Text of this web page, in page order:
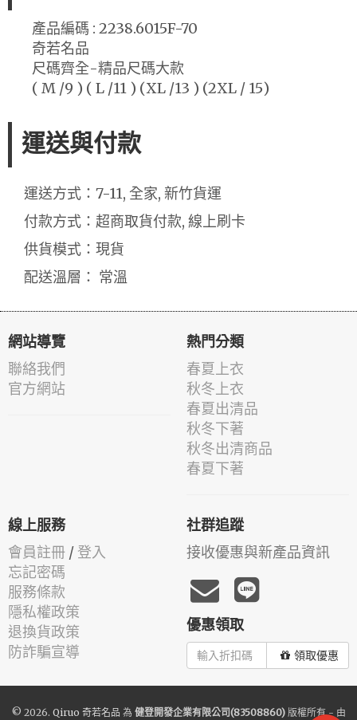
產品編碼 : 2238.6015F-70
奇若名品
尺碼齊全-精品尺碼大款
( M /9 ) ( L /11 ) (XL /13 ) (2XL / 15)
運送與付款
運送方式：7-11, 全家, 新竹貨運
付款方式：超商取貨付款, 線上刷卡
供貨模式：現貨
配送溫層： 常溫
網站導覽
聯絡我們
官方網站
熱門分類
春夏上衣
秋冬上衣
春夏出清品
秋冬下著
秋冬出清商品
春夏下著
線上服務
會員註冊 / 登入
忘記密碼
服務條款
隱私權政策
退換貨政策
防詐騙宣導
社群追蹤
接收優惠與新產品資訊
優惠領取
領取優惠
© 2026. Qiruo 奇若名品 為 健登開發企業有限公司(83508860)版權所有 - 由